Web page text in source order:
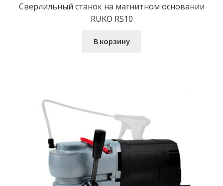
Сверлильный станок на магнитном основании
RUKO RS10
В корзину